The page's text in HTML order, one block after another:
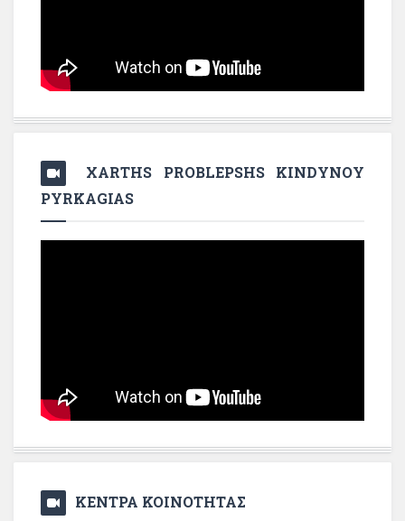
XARTHS PROBLEPSHS KINDYNOY
PYRKAGIAS
ΚΕΝΤΡΑ ΚΟΙΝΟΤΗΤΑΣ